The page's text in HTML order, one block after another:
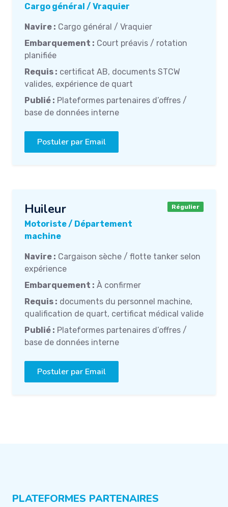
Cargo général / Vraquier
Navire : Cargo général / Vraquier
Embarquement : Court préavis / rotation
planifiée
Requis : certificat AB, documents STCW
valides, expérience de quart
Publié : Plateformes partenaires d’offres /
base de données interne
Postuler par Email
Huileur
Motoriste / Département
machine
Régulier
Navire : Cargaison sèche / flotte tanker selon
expérience
Embarquement : À confirmer
Requis : documents du personnel machine,
qualification de quart, certificat médical valide
Publié : Plateformes partenaires d’offres /
base de données interne
Postuler par Email
PLATEFORMES PARTENAIRES